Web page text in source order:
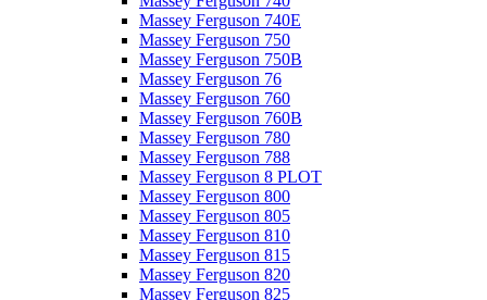
Massey Ferguson 740E
Massey Ferguson 750
Massey Ferguson 750B
Massey Ferguson 76
Massey Ferguson 760
Massey Ferguson 760B
Massey Ferguson 780
Massey Ferguson 788
Massey Ferguson 8 PLOT
Massey Ferguson 800
Massey Ferguson 805
Massey Ferguson 810
Massey Ferguson 815
Massey Ferguson 820
Massey Ferguson 825